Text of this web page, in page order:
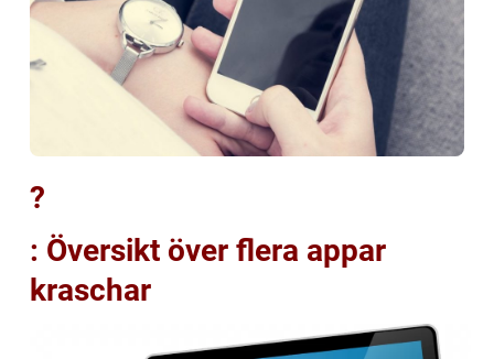
?
: Översikt över flera appar
kraschar